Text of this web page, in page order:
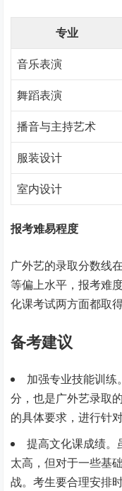
专业
音乐表演
舞蹈表演
播音与主持艺术
服装设计
室内设计
报考难易程度
广外艺的录取分数线
等偏上水平，报考难
化课考试两方面都取
备考建议
加强专业技能训练
分，也是广外艺录取
的具体要求，进行针
提高文化课成绩。
太高，但对于一些基
战。考生要合理安排